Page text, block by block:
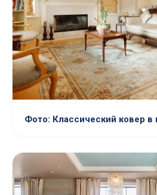
Фото: Классический ковер в